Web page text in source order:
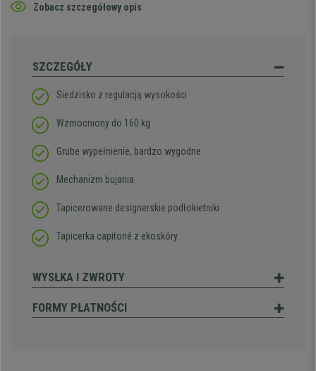
Zobacz szczegółowy opis
SZCZEGÓŁY
Siedzisko z regulacją wysokości
Wzmocniony do 160 kg
Grube wypełnienie, bardzo wygodne
Mechanizm bujania
Tapicerowane designerskie podłokietniki
Tapicerka capitoné z ekoskóry
WYSŁKA I ZWROTY
FORMY PŁATNOŚCI